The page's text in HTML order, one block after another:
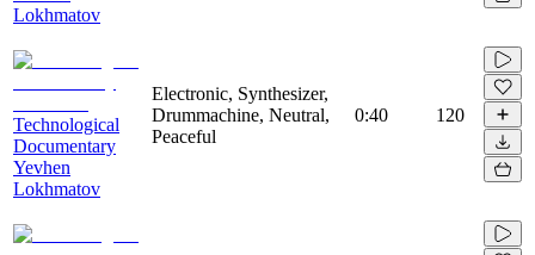
Lokhmatov
Technological
Documentary
Yevhen
Lokhmatov
Electronic, Synthesizer,
Drummachine, Neutral,
Peaceful
0:40 120